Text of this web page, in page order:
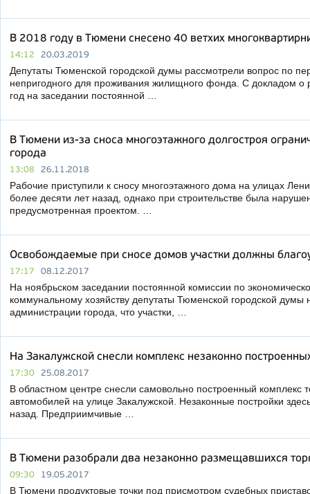
В 2018 году в Тюмени снесено 40 ветхих
14:12 20.03.2019
Депутаты Тюменской городской думы рассмотрели вопрос по
непригодного для проживания жилищного фонда. С докладом о
год на заседании постоянной …
В Тюмени из-за сноса многоэтажного долгостроя
города
13:08 26.11.2018
Рабочие приступили к сносу многоэтажного дома на улицах
более десяти лет назад, однако при строительстве была
предусмотренная проектом. …
Освобождаемые при сносе домов участки должны
17:17 08.12.2017
На ноябрьском заседании постоянной комиссии по
коммунальному хозяйству депутаты Тюменской городской
администрации города, что участки, …
На Закалужской снесли комплекс незаконно
17:30 25.08.2017
В областном центре снесли самовольно построенный комплекс
автомобилей на улице Закалужской. Незаконные постройки
назад. Предприимчивые …
В Тюмени разобрали два незаконно размещавшихся
09:30 19.05.2017
В Тюмени продуктовые точки под присмотром судебных